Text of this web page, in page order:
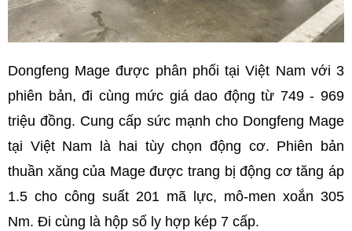
Dongfeng Mage được phân phối tại Việt Nam với 3
phiên bản, đi cùng mức giá dao động từ 749 - 969
triệu đồng. Cung cấp sức mạnh cho Dongfeng Mage
tại Việt Nam là hai tùy chọn động cơ. Phiên bản
thuần xăng của Mage được trang bị động cơ tăng áp
1.5 cho công suất 201 mã lực, mô-men xoắn 305
Nm. Đi cùng là hộp số ly hợp kép 7 cấp.